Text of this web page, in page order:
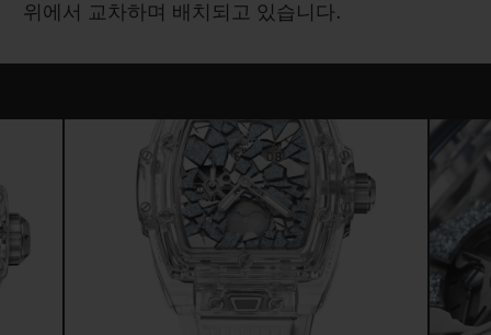
위에서 교차하며 배치되고 있습니다.